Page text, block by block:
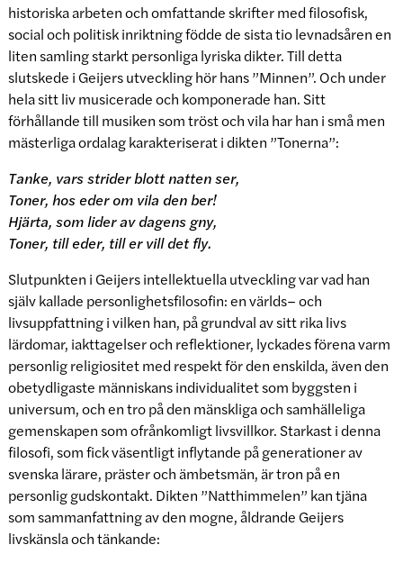
historiska arbeten och omfattande skrifter med filosofisk,
social och politisk inriktning födde de sista tio levnadsåren en
liten samling starkt personliga lyriska dikter. Till detta
slutskede i Geijers utveckling hör hans ”Minnen”. Och under
hela sitt liv musicerade och komponerade han. Sitt
förhållande till musiken som tröst och vila har han i små men
mästerliga ordalag karakteriserat i dikten ”Tonerna”:
Tanke, vars strider blott natten ser,
Toner, hos eder om vila den ber!
Hjärta, som lider av dagens gny,
Toner, till eder, till er vill det fly.
Slutpunkten i Geijers intellektuella utveckling var vad han
själv kallade personlighetsfilosofin: en världs– och
livsuppfattning i vilken han, på grundval av sitt rika livs
lärdomar, iakttagelser och reflektioner, lyckades förena varm
personlig religiositet med respekt för den enskilda, även den
obetydligaste människans individualitet som byggsten i
universum, och en tro på den mänskliga och samhälleliga
gemenskapen som ofrånkomligt livsvillkor. Starkast i denna
filosofi, som fick väsentligt inflytande på generationer av
svenska lärare, präster och ämbetsmän, är tron på en
personlig gudskontakt. Dikten ”Natthimmelen” kan tjäna
som sammanfattning av den mogne, åldrande Geijers
livskänsla och tänkande: